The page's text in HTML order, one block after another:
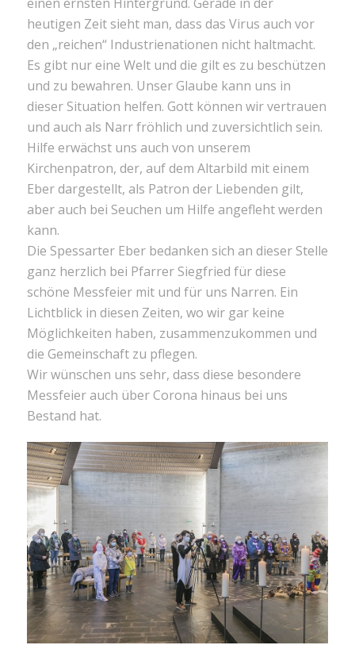
heutigen Zeit sieht man, dass das Virus auch vor
den „reichen“ Industrienationen nicht haltmacht.
Es gibt nur eine Welt und die gilt es zu beschützen
und zu bewahren. Unser Glaube kann uns in
dieser Situation helfen. Gott können wir vertrauen
und auch als Narr fröhlich und zuversichtlich sein.
Hilfe erwächst uns auch von unserem
Kirchenpatron, der, auf dem Altarbild mit einem
Eber dargestellt, als Patron der Liebenden gilt,
aber auch bei Seuchen um Hilfe angefleht werden
kann.
Die Spessarter Eber bedanken sich an dieser Stelle
ganz herzlich bei Pfarrer Siegfried für diese
schöne Messfeier mit und für uns Narren. Ein
Lichtblick in diesen Zeiten, wo wir gar keine
Möglichkeiten haben, zusammenzukommen und
die Gemeinschaft zu pflegen.
Wir wünschen uns sehr, dass diese besondere
Messfeier auch über Corona hinaus bei uns
Bestand hat.